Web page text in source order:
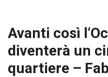
Avanti così
diventerà un
quartiere –